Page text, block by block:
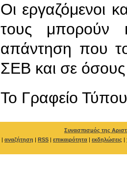
Οι εργαζόμενοι
τους μπορούν
απάντηση που
ΣΕΒ και σε
To Γραφείο Τύπου
Συνασπισμός της
| αναζήτηση | RSS | επικαιρότητα | εκδηλώσεις |